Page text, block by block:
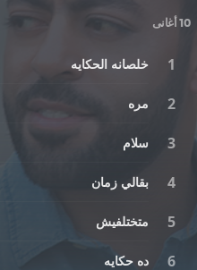
10 أغانى
خلصانه الحكايه
مره
سلام
بقالي زمان
متختلفيش
ده حكايه